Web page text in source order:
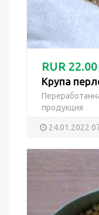
RUR 22.00
Крупа
продукция
24.01.2022